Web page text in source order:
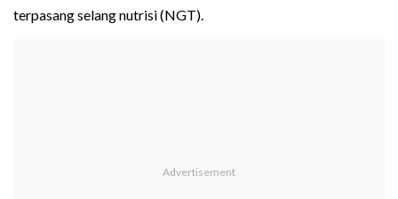
terpasang selang nutrisi (NGT).